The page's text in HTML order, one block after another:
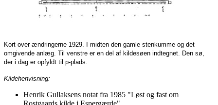
Kort over ændringerne 1929. I midten den gamle stenkumme og det
omgivende anlæg. Til venstre er en del af kildesøen indtegnet. Den sø,
der i dag er opfyldt til p-plads.
Kildehenvisning:
Henrik Gullaksens notat fra 1985 "Løst og fast om
Rostgaards kilde i Espergærde".